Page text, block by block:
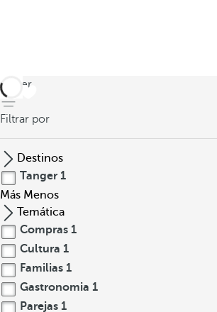
volver
Filtrar por
Destinos
Tanger 1
Más Menos
Temática
Compras 1
Cultura 1
Familias 1
Gastronomia 1
Parejas 1